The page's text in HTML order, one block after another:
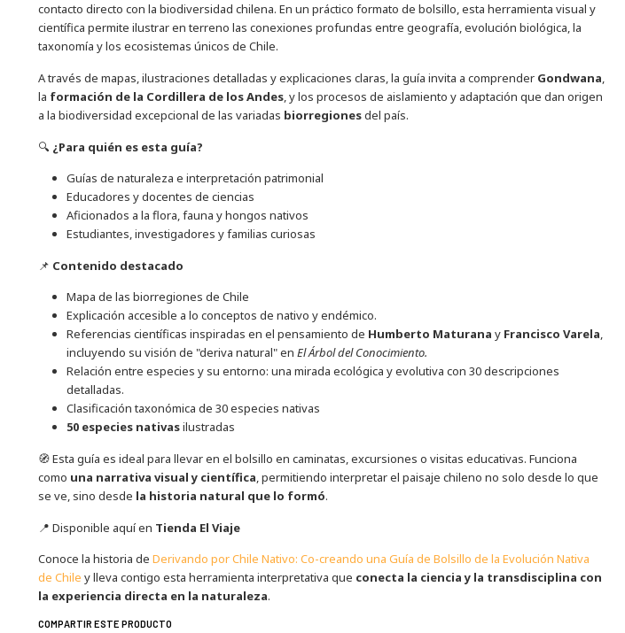
contacto directo con la biodiversidad chilena. En un práctico formato de bolsillo, esta herramienta visual y
científica permite ilustrar en terreno las conexiones profundas entre geografía, evolución biológica, la
taxonomía y los ecosistemas únicos de Chile.
A través de mapas, ilustraciones detalladas y explicaciones claras, la guía invita a comprenderGondwana,
la formación de la Cordillera de los Andes, y los procesos de aislamiento y adaptación que dan origen
a la biodiversidad excepcional de las variadas biorregionesdel país.
🔍 ¿Para quién es esta guía?
Guías de naturaleza e interpretación patrimonial
Educadores y docentes de ciencias
Aficionados a la flora, fauna y hongos nativos
Estudiantes, investigadores y familias curiosas
📌 Contenido destacado
Mapa de las biorregiones de Chile
Explicación accesible a lo conceptos de nativo y endémico.
Referencias científicas inspiradas en el pensamiento de Humberto Maturana y Francisco Varela,
incluyendo su visión de "deriva natural" en El Árbol del Conocimiento.
Relación entre especies y su entorno: una mirada ecológica y evolutiva con 30 descripciones
detalladas.
Clasificación taxonómica de 30 especies nativas
50 especies nativasilustradas
🧭 Esta guía es ideal para llevar en el bolsillo en caminatas, excursiones o visitas educativas. Funciona
como una narrativa visual y científica, permitiendo interpretar el paisaje chileno no solo desde lo que
se ve, sino desde la historia natural que lo formó.
📍 Disponible aquí en Tienda El Viaje
Conoce la historia de Derivando por Chile Nativo: Co-creando una Guía de Bolsillo de la Evolución Nativa
de Chile y lleva contigo esta herramienta interpretativa que conecta la ciencia y la transdisciplina con
la experiencia directa en la naturaleza.
COMPARTIR ESTE PRODUCTO